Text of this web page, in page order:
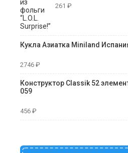
261 ₽
Кукла Азиатка Miniland
2746 ₽
Конструктор Classik 52
059
456 ₽